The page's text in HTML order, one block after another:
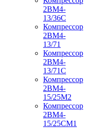
2ВМ4-
13/36С
Компрессор
2ВМ4-
13/71
Компрессор
2ВМ4-
13/71С
Компрессор
2ВМ4-
15/25М2
Компрессор
2ВМ4-
15/25СМ1